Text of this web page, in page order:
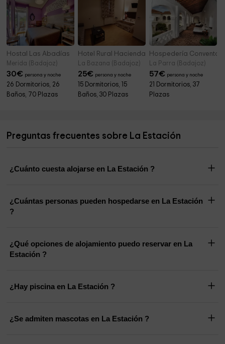
Hostal Las Abadías
Merida (Badajoz)
30€ persona y noche
26 Dormitorios, 26
Baños, 70 Plazas
Hotel Rural Hacienda Arroyo de la Plata
La Bazana (Badajoz)
25€ persona y noche
15 Dormitorios, 15
Baños, 30 Plazas
Hospedería Convento
La Parra (Badajoz)
57€ persona y noche
21 Dormitorios, 37
Plazas
Preguntas frecuentes sobre La Estación
¿Cuánto cuesta alojarse en La Estación ?
¿Cuántas personas pueden hospedarse en La Estación
?
¿Qué opciones de alojamiento puedo reservar en La
Estación ?
¿Hay piscina en La Estación ?
¿Se admiten mascotas en La Estación ?